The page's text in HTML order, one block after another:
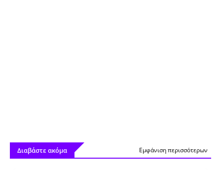
Διαβάστε ακόμα Εμφάνιση περισσότερων